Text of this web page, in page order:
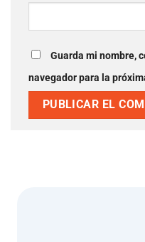
Guarda mi nombre,
navegador para la